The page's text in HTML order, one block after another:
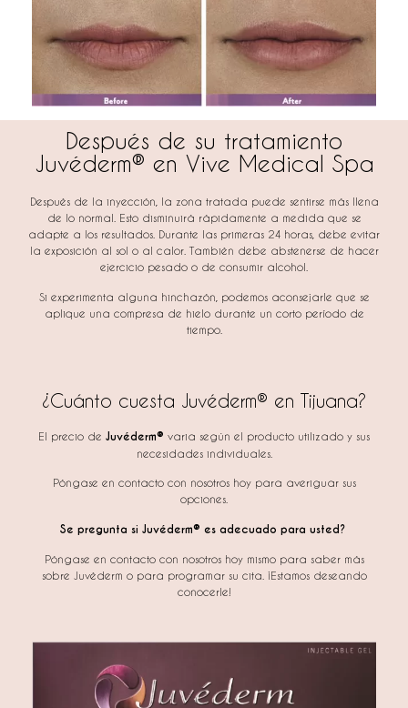
Después de su tratamiento
Juvéderm® en Vive Medical Spa
Después de la inyección, la zona tratada puede sentirse más llena
de lo normal. Esto disminuirá rápidamente a medida que se
adapte a los resultados. Durante las primeras 24 horas, debe evitar
la exposición al sol o al calor. También debe abstenerse de hacer
ejercicio pesado o de consumir alcohol.
Si experimenta alguna hinchazón, podemos aconsejarle que se
aplique una compresa de hielo durante un corto período de
tiempo.
¿Cuánto cuesta Juvéderm® en Tijuana?
El precio de Juvéderm® varia según el producto utilizado y sus
necesidades individuales.
Póngase en contacto con nosotros hoy para averiguar sus
opciones.
Se pregunta si Juvéderm® es adecuado para usted?
Póngase en contacto con nosotros hoy mismo para saber más
sobre Juvéderm o para programar su cita. ¡Estamos deseando
conocerle!